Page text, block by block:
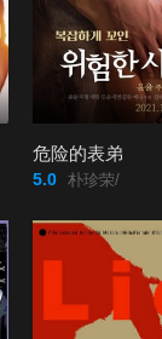
危险的表弟
5.0 朴珍荣/